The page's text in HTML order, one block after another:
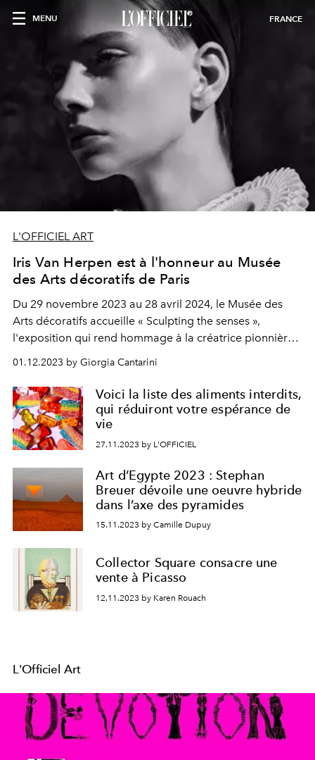
MENU FRANCE
L'OFFICIEL ART
Iris Van Herpen est à l'honneur au Musée
des Arts décoratifs de Paris
Du 29 novembre 2023 au 28 avril 2024, le Musée des
Arts décoratifs accueille « Sculpting the senses »,
l'exposition qui rend hommage à la créatrice pionnière
de la tech-couture.
01.12.2023 by Giorgia Cantarini
Voici la liste des aliments interdits,
qui réduiront votre espérance de
vie
27.11.2023 by L'OFFICIEL
Art d’Egypte 2023 : Stephan
Breuer dévoile une oeuvre hybride
dans l’axe des pyramides
15.11.2023 by Camille Dupuy
Collector Square consacre une
vente à Picasso
12.11.2023 by Karen Rouach
L'Officiel Art